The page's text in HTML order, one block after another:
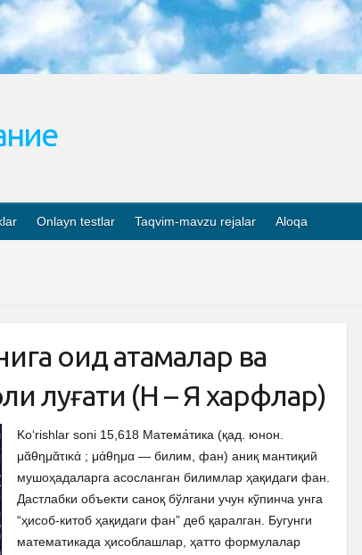
Onlayn testlar Taqvim-mavzu rejalar Aloqa
оид атамалар ва
луғати (Н – Я харфлар)
Ko‘rishlar soni 15,618 Матема́тика (қад. юнон.
μᾰθημᾰτικά ; μάθημα — билим, фан) аниқ мантиқий
мушоҳадаларга асосланган билимлар ҳақидаги фан.
Дастлабки объекти саноқ бўлгани учун кўпинча унга
“ҳисоб-китоб ҳақидаги фан” деб қаралган. Бугунги
математикада ҳисоблашлар, ҳатто формулалар